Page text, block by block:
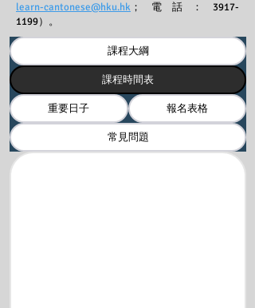
learn-cantonese@hku.hk ；電話：3917-
1199）。
課程大綱
課程時間表
重要日子
報名表格
常見問題